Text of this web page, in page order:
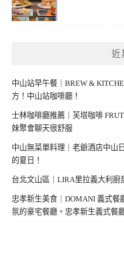
近
中山站早午餐｜BREW &
方！中山站咖啡廳！
士林咖啡廳推薦｜芙塔咖啡
妹聚會聊天很舒服
中山無菜單料理｜老爺酒店中山
的夏日！
台北文山區｜LIRA里拉義大利廚
忠孝新生美食｜DOMANI 義式
氛的豪宅餐廳。忠孝新生義式餐